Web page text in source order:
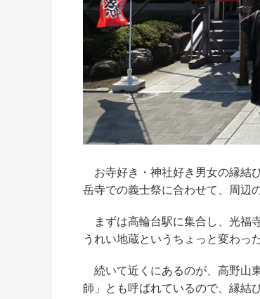
お寺好き・神社好き男女の縁結
岳寺での義士祭に合わせて、周辺
まずは高輪台駅に集合し、光福
うれい地蔵というちょっと変わっ
続いて近くにあるのが、高野山
師」とも呼ばれているので、縁結